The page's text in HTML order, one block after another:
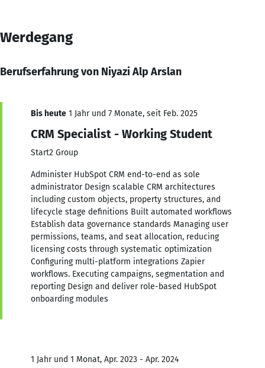
Werdegang
Berufserfahrung von Niyazi Alp Arslan
Bis heute 1 Jahr und 7 Monate, seit Feb. 2025
CRM Specialist - Working Student
Start2 Group
Administer HubSpot CRM end-to-end as sole
administrator Design scalable CRM architectures
including custom objects, property structures, and
lifecycle stage definitions Built automated workflows
Establish data governance standards Managing user
permissions, teams, and seat allocation, reducing
licensing costs through systematic optimization
Configuring multi-platform integrations Zapier
workflows. Executing campaigns, segmentation and
reporting Design and deliver role-based HubSpot
onboarding modules
1 Jahr und 1 Monat, Apr. 2023 - Apr. 2024